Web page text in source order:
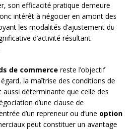
son efficacité pratique demeure
intérêt à négocier en amont des
les modalités d’ajustement du
d’activité résultant
de commerce reste l’objectif
la maîtrise des conditions de
aussi déterminante que celle des
d’une clause de
d’un repreneur ou d’une option
peut constituer un avantage